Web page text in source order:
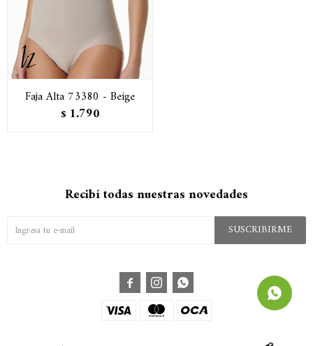
Faja Alta 73380 - Beige
$ 1.790
Recibí todas nuestras novedades
SUSCRIBIRME
  